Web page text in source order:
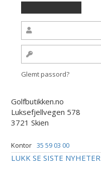
Glemt passord?
Golfbutikken.no
Luksefjellvegen 578
3721 Skien
Kontor 35 59 03 00
LUKK SE SISTE NYHETER